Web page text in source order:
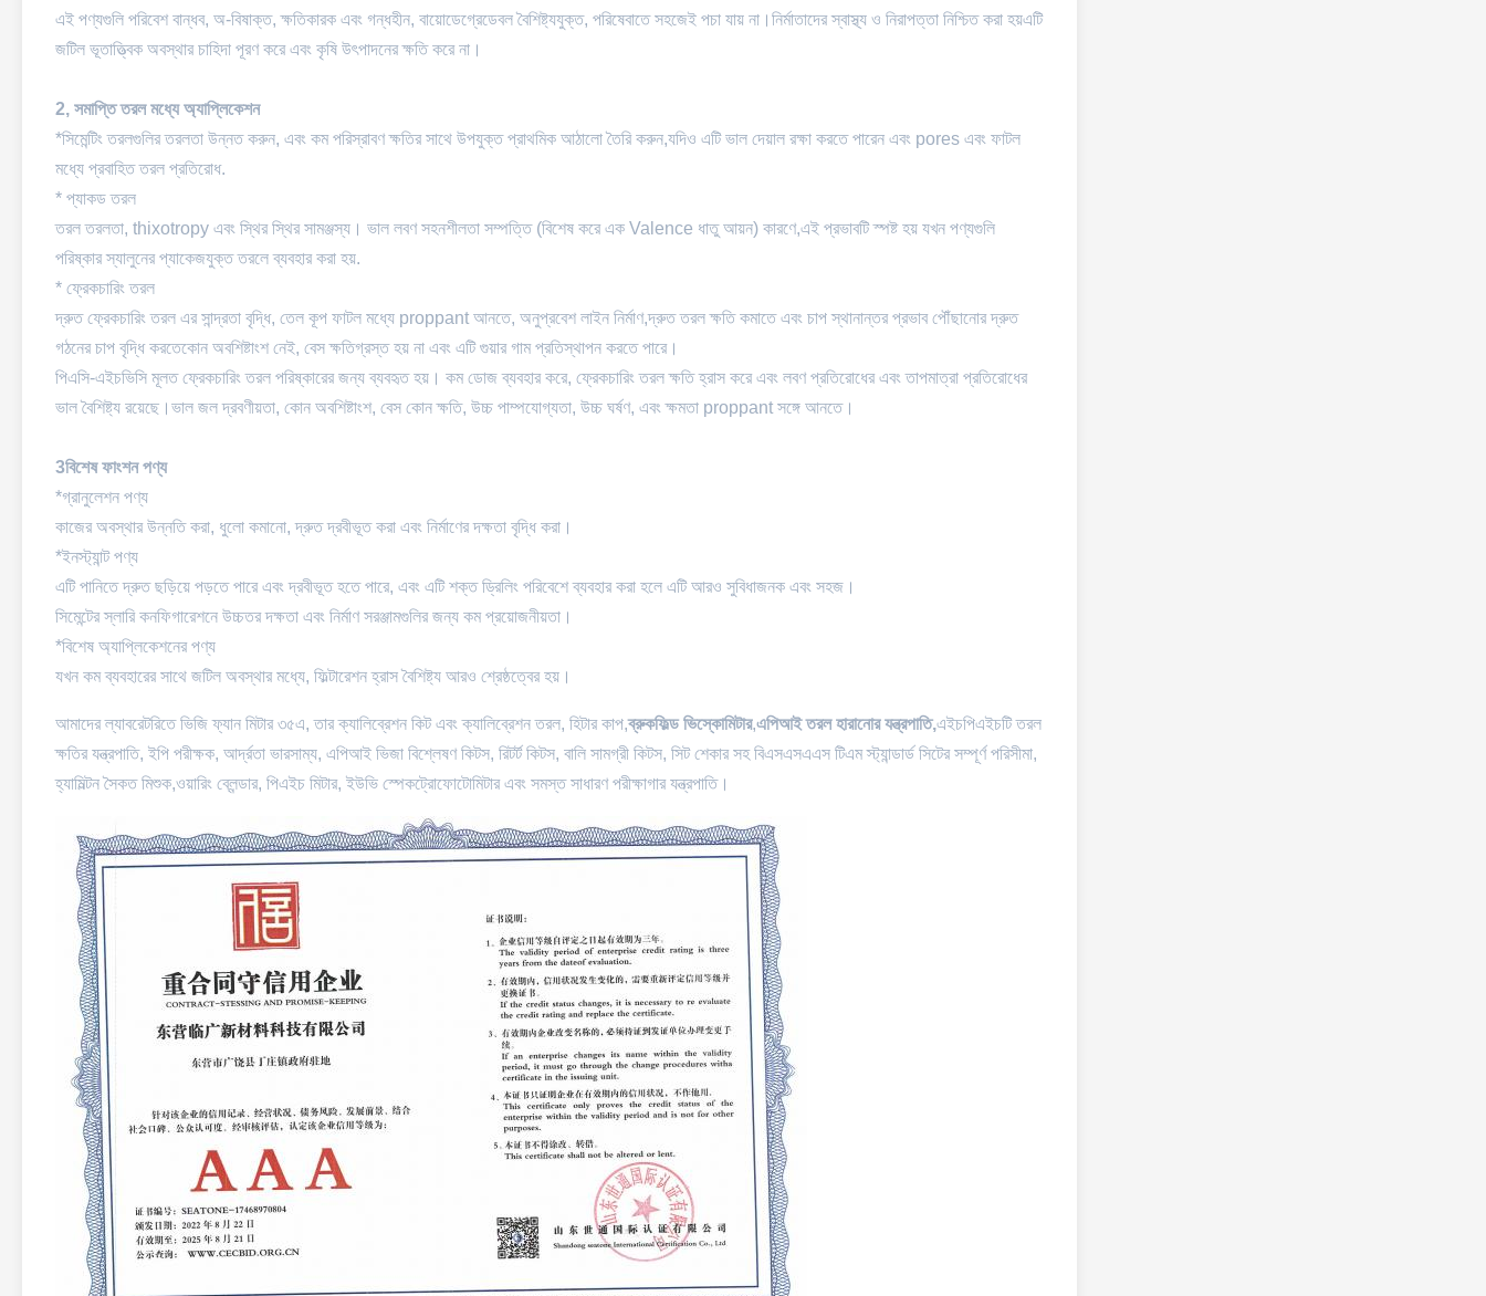
এই পণ্যগুলি পরিবেশ বান্ধব, অ-বিষাক্ত, ক্ষতিকারক এবং গন্ধহীন, বায়োডেগ্রেডেবল বৈশিষ্ট্যযুক্ত, পরিষেবাতে সহজেই পচা যায় না।নির্মাতাদের স্বাস্থ্য ও নিরাপত্তা নিশ্চিত করা হয়এটি
জটিল ভূতাত্ত্বিক অবস্থার চাহিদা পূরণ করে এবং কৃষি উৎপাদনের ক্ষতি করে না।
2, সমাপ্তি তরল মধ্যে অ্যাপ্লিকেশন
*সিমেন্টিং তরলগুলির তরলতা উন্নত করুন, এবং কম পরিস্রাবণ ক্ষতির সাথে উপযুক্ত প্রাথমিক আঠালো তৈরি করুন,যদিও এটি ভাল দেয়াল রক্ষা করতে পারেন এবং pores এবং ফাটল
মধ্যে প্রবাহিত তরল প্রতিরোধ.
* প্যাকড তরল
তরল তরলতা, thixotropy এবং স্থির স্থির সামঞ্জস্য। ভাল লবণ সহনশীলতা সম্পত্তি (বিশেষ করে এক Valence ধাতু আয়ন) কারণে,এই প্রভাবটি স্পষ্ট হয় যখন পণ্যগুলি
পরিষ্কার স্যালুনের প্যাকেজযুক্ত তরলে ব্যবহার করা হয়.
* ফ্রেকচারিং তরল
দ্রুত ফ্রেকচারিং তরল এর সান্দ্রতা বৃদ্ধি, তেল কূপ ফাটল মধ্যে proppant আনতে, অনুপ্রবেশ লাইন নির্মাণ,দ্রুত তরল ক্ষতি কমাতে এবং চাপ স্থানান্তর প্রভাব পৌঁছানোর দ্রুত
গঠনের চাপ বৃদ্ধি করতেকোন অবশিষ্টাংশ নেই, বেস ক্ষতিগ্রস্ত হয় না এবং এটি গুয়ার গাম প্রতিস্থাপন করতে পারে।
পিএসি-এইচভিসি মূলত ফ্রেকচারিং তরল পরিষ্কারের জন্য ব্যবহৃত হয়। কম ডোজ ব্যবহার করে, ফ্রেকচারিং তরল ক্ষতি হ্রাস করে এবং লবণ প্রতিরোধের এবং তাপমাত্রা প্রতিরোধের
ভাল বৈশিষ্ট্য রয়েছে।ভাল জল দ্রবণীয়তা, কোন অবশিষ্টাংশ, বেস কোন ক্ষতি, উচ্চ পাম্পযোগ্যতা, উচ্চ ঘর্ষণ, এবং ক্ষমতা proppant সঙ্গে আনতে।
3বিশেষ ফাংশন পণ্য
*গ্রানুলেশন পণ্য
কাজের অবস্থার উন্নতি করা, ধুলো কমানো, দ্রুত দ্রবীভূত করা এবং নির্মাণের দক্ষতা বৃদ্ধি করা।
*ইনস্ট্যান্ট পণ্য
এটি পানিতে দ্রুত ছড়িয়ে পড়তে পারে এবং দ্রবীভূত হতে পারে, এবং এটি শক্ত ড্রিলিং পরিবেশে ব্যবহার করা হলে এটি আরও সুবিধাজনক এবং সহজ।
সিমেন্টের স্লারি কনফিগারেশনে উচ্চতর দক্ষতা এবং নির্মাণ সরঞ্জামগুলির জন্য কম প্রয়োজনীয়তা।
*বিশেষ অ্যাপ্লিকেশনের পণ্য
যখন কম ব্যবহারের সাথে জটিল অবস্থার মধ্যে, ফিল্টারেশন হ্রাস বৈশিষ্ট্য আরও শ্রেষ্ঠত্বের হয়।
আমাদের ল্যাবরেটরিতে ভিজি ফ্যান মিটার ৩৫এ, তার ক্যালিব্রেশন কিট এবং ক্যালিব্রেশন তরল, হিটার কাপ,ব্রুকফিল্ড ভিস্কোমিটার,এপিআই তরল হারানোর যন্ত্রপাতি,এইচপিএইচটি তরল
ক্ষতির যন্ত্রপাতি, ইপি পরীক্ষক, আর্দ্রতা ভারসাম্য, এপিআই ভিজা বিশ্লেষণ কিটস, রিটর্ট কিটস, বালি সামগ্রী কিটস, সিট শেকার সহ বিএসএসএএস টিএম স্ট্যান্ডার্ড সিটের সম্পূর্ণ পরিসীমা,
হ্যামিল্টন সৈকত মিশুক,ওয়ারিং ব্লেন্ডার, পিএইচ মিটার, ইউভি স্পেকট্রোফোটোমিটার এবং সমস্ত সাধারণ পরীক্ষাগার যন্ত্রপাতি।